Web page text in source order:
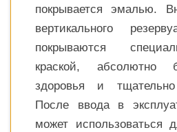
покрывается эмалью.
вертикального
покрываются
краской, абсолютно
здоровья и
После ввода в
может использоваться